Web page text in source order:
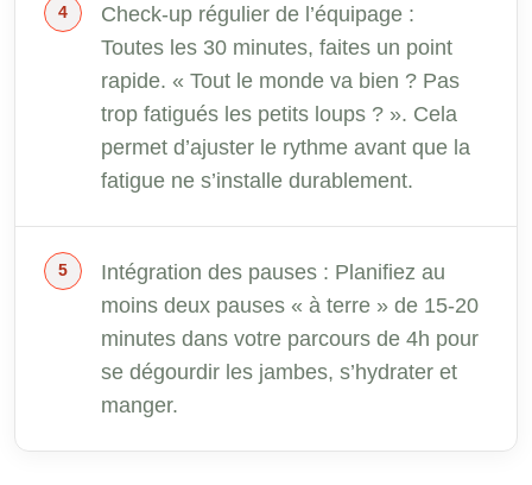
Check-up régulier de l’équipage :
Toutes les 30 minutes, faites un point
rapide. « Tout le monde va bien ? Pas
trop fatigués les petits loups ? ». Cela
permet d’ajuster le rythme avant que la
fatigue ne s’installe durablement.
Intégration des pauses : Planifiez au
moins deux pauses « à terre » de 15-20
minutes dans votre parcours de 4h pour
se dégourdir les jambes, s’hydrater et
manger.